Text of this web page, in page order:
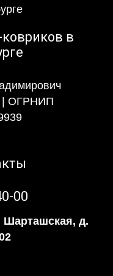
в
| ОГРНИП
00
Шарташская, д.